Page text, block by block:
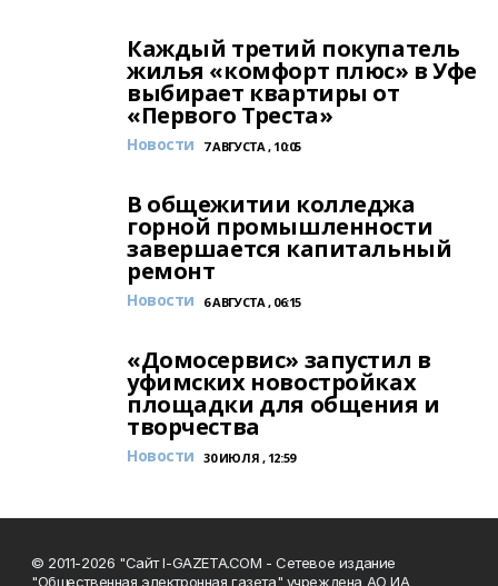
Каждый третий покупатель
жилья «комфорт плюс» в Уфе
выбирает квартиры от
«Первого Треста»
Новости 7 АВГУСТА , 10:05
В общежитии колледжа
горной промышленности
завершается капитальный
ремонт
Новости 6 АВГУСТА , 06:15
«Домосервис» запустил в
уфимских новостройках
площадки для общения и
творчества
Новости 30 ИЮЛЯ , 12:59
© 2011-2026 "Сайт I-GAZETA.COM - Сетевое издание
"Общественная электронная газета" учреждена АО ИА